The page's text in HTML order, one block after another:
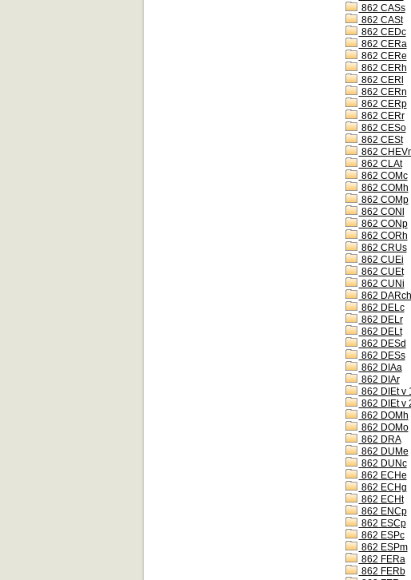
862 CASs
862 CASt
862 CEDc
862 CERa
862 CERe
862 CERh
862 CERl
862 CERn
862 CERp
862 CERr
862 CESo
862 CESt
862
862 CLAt
862 COMc
862 COMh
862 COMp
862 CONl
862 CONp
862 CORh
862 CRUs
862 CUEi
862 CUEt
862 CUNi
862 DARch
862 DELc
862 DELr
862 DELt
862 DESd
862 DESs
862 DIAa
862 DIAr
862 DIEt v
862 DIEt v
862 DOMh
862 DOMo
862 DRA
862 DUMe
862 DUNc
862 ECHe
862 ECHg
862 ECHt
862 ENCp
862 ESCp
862 ESPc
862 ESPm
862 FERa
862 FERb